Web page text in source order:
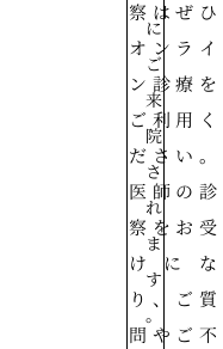
に
ご
来
院
さ
れ
ま
す
。
察はぜひ
オンライ
ン診療を
ご利用く
ださい。
医師の診
察をお受
けにな
り、ご質
問やご不